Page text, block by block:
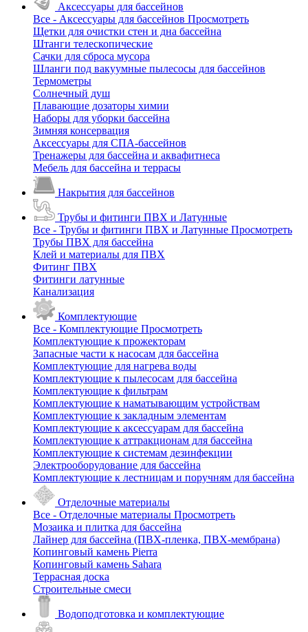
Аксессуары для бассейнов
Все - Аксессуары для бассейнов Просмотреть
Щетки для очистки стен и дна бассейна
Штанги телескопические
Сачки для сброса мусора
Шланги под вакуумные пылесосы для бассейнов
Термометры
Солнечный душ
Плавающие дозаторы химии
Наборы для уборки бассейна
Зимняя консервация
Аксессуары для СПА-бассейнов
Тренажеры для бассейна и аквафитнеса
Мебель для бассейна и террасы
Накрытия для бассейнов
Трубы и фитинги ПВХ и Латунные
Все - Трубы и фитинги ПВХ и Латунные Просмотреть
Трубы ПВХ для бассейна
Клей и материалы для ПВХ
Фитинг ПВХ
Фитинги латунные
Канализация
Комплектующие
Все - Комплектующие Просмотреть
Комплектующие к прожекторам
Запасные части к насосам для бассейна
Комплектующие для нагрева воды
Комплектующие к пылесосам для бассейна
Комплектующие к фильтрам
Комплектующие к наматывающим устройствам
Комплектующие к закладным элементам
Комплектующие к аксессуарам для бассейна
Комплектующие к аттракционам для бассейна
Комплектующие к системам дезинфекции
Электрооборудование для бассейна
Комплектующие к лестницам и поручням для бассейна
Отделочные материалы
Все - Отделочные материалы Просмотреть
Мозаика и плитка для бассейна
Лайнер для бассейна (ПВХ-пленка, ПВХ-мембрана)
Копинговый камень Pierra
Копинговый камень Sahara
Террасная доска
Строительные смеси
Водоподготовка и комплектующие